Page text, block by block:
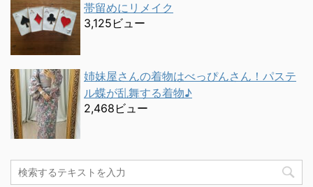
帯留めにリメイク
3,125ビュー
姉妹屋さんの着物はべっぴんさん！パステ
ル蝶が乱舞する着物♪
2,468ビュー